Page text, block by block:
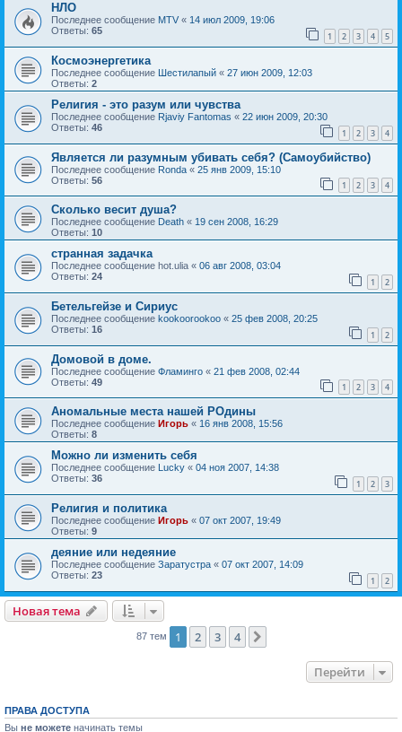
НЛО
Последнее сообщение MTV « 14 июл 2009, 19:06
Ответы: 65 1 2 3 4 5
Космоэнергетика
Последнее сообщение Шестилапый « 27 июн 2009, 12:03
Ответы: 2
Религия - это разум или чувства
Последнее сообщение Rjaviy Fantomas « 22 июн 2009, 20:30
Ответы: 46 1 2 3 4
Является ли разумным убивать себя? (Самоубийство)
Последнее сообщение Ronda « 25 янв 2009, 15:10
Ответы: 56 1 2 3 4
Сколько весит душа?
Последнее сообщение Death « 19 сен 2008, 16:29
Ответы: 10
странная задачка
Последнее сообщение hot.ulia « 06 авг 2008, 03:04
Ответы: 24 1 2
Бетельгейзе и Сириус
Последнее сообщение kookoorookoo « 25 фев 2008, 20:25
Ответы: 16 1 2
Домовой в доме.
Последнее сообщение Фламинго « 21 фев 2008, 02:44
Ответы: 49 1 2 3 4
Аномальные места нашей РОдины
Последнее сообщение Игорь « 16 янв 2008, 15:56
Ответы: 8
Можно ли изменить себя
Последнее сообщение Lucky « 04 ноя 2007, 14:38
Ответы: 36 1 2 3
Религия и политика
Последнее сообщение Игорь « 07 окт 2007, 19:49
Ответы: 9
деяние или недеяние
Последнее сообщение Заратустра « 07 окт 2007, 14:09
Ответы: 23 1 2
Новая тема
87 тем 1 2 3 4
Перейти
ПРАВА ДОСТУПА
Вы не можете начинать темы